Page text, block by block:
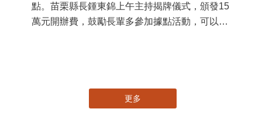
點。苗栗縣長鍾東錦上午主持揭牌儀式，頒發15
萬元開辦費，鼓勵長輩多參加據點活動，可以更
更多